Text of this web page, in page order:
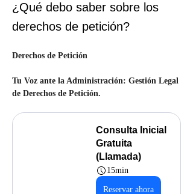
¿Qué debo saber sobre los
derechos de petición?
Derechos de Petición
Tu Voz ante la Administración: Gestión Legal
de Derechos de Petición.
Consulta Inicial
Gratuita
(Llamada)
15min
Reservar ahora